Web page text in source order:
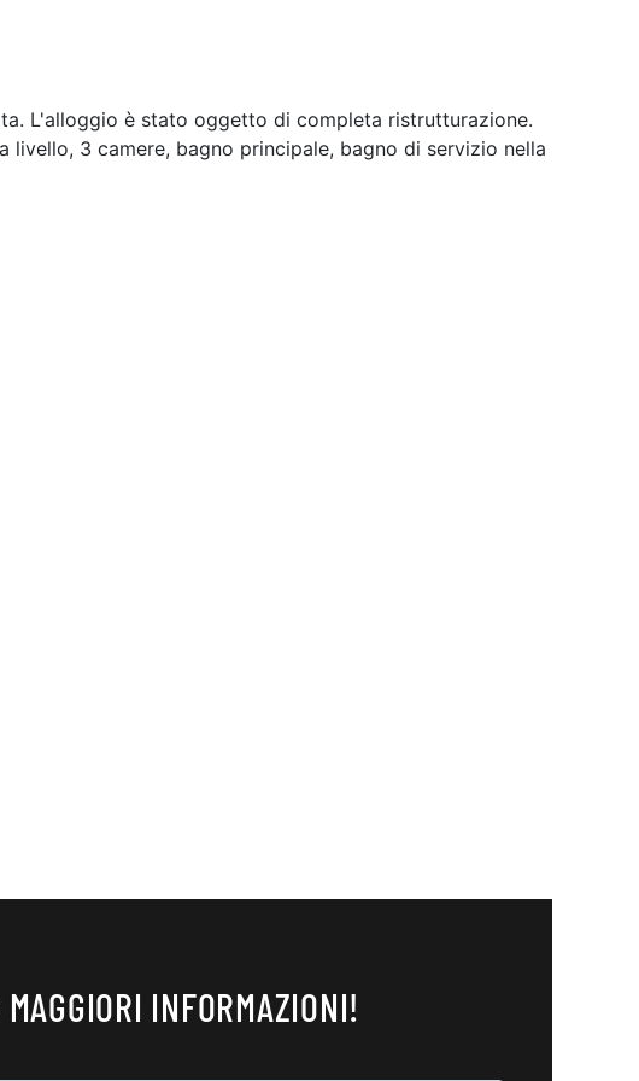
L'alloggio è stato oggetto di completa ristrutturazione.
3 camere, bagno principale, bagno di servizio nella
INFORMAZIONI!